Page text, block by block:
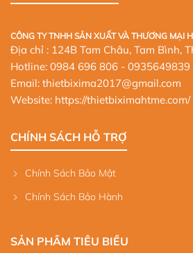
CÔNG TY TNHH SẢN XUẤT VÀ THƯƠNG MẠI
Địa chỉ : 124B Tam Châu, Tam Bình,
Hotline: 0984 696 806 - 0935649839
Email: thietbixima2017@gmail.com
Website: https://thietbiximahtme.com/
CHÍNH SÁCH HỖ TRỢ
Chính Sách Bảo Mật
Chính Sách Bảo Hành
SẢN PHẨM TIÊU BIỂU